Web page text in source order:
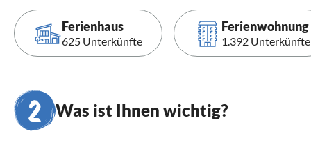
Ferienhaus
625 Unterkünfte
Ferienwohnung
1.392 Unterkünfte
Was ist Ihnen wichtig?